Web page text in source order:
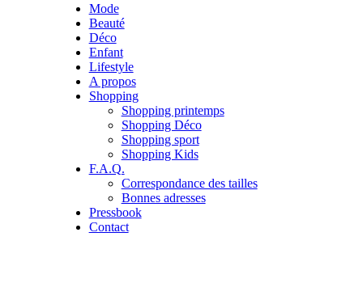
Mode
Beauté
Déco
Enfant
Lifestyle
A propos
Shopping
Shopping printemps
Shopping Déco
Shopping sport
Shopping Kids
F.A.Q.
Correspondance des tailles
Bonnes adresses
Pressbook
Contact